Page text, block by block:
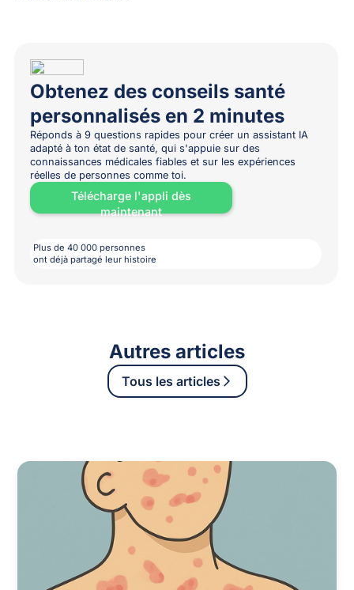
Obtenez des conseils santé
personnalisés en 2 minutes
Réponds à 9 questions rapides pour créer un assistant IA
adapté à ton état de santé, qui s'appuie sur des
connaissances médicales fiables et sur les expériences
réelles de personnes comme toi.
Télécharge l'appli dès
maintenant
Plus de 40 000 personnes
ont déjà partagé leur histoire
Autres articles
Tous les articles